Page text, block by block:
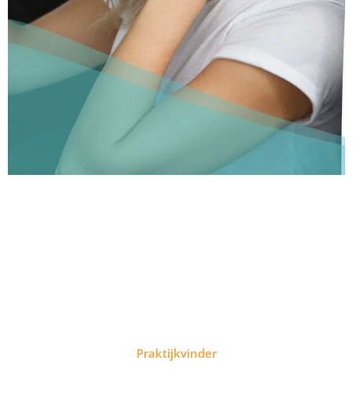
Praktijkvinder